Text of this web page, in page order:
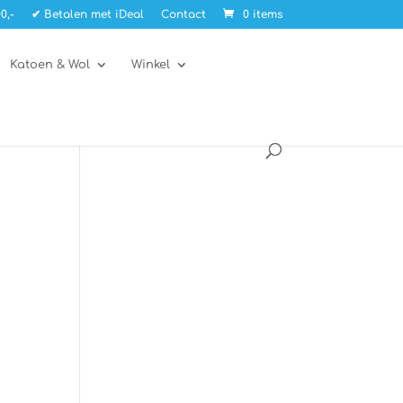
✔ Betalen met iDeal Contact 0 items
Katoen & Wol Winkel